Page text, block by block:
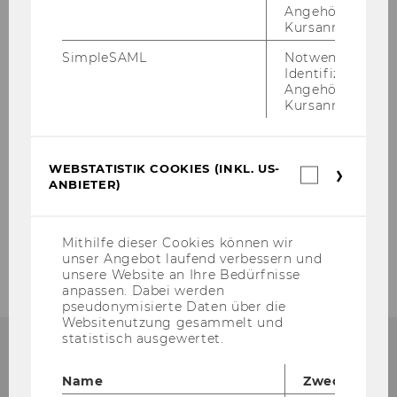
Übersicht
Auswahl von Datenbanken
A-Z Liste der Datenbanken
Angehörige/r für
Kursanmeldung.
SimpleSAML
Notwendig zur
Identifizierung
Angehörige/r für
Kursanmeldung.
WEBSTATISTIK COOKIES (INKL. US-
ANBIETER)
Mithilfe dieser Cookies können wir
unser Angebot laufend verbessern und
unsere Website an Ihre Bedürfnisse
anpassen. Dabei werden
pseudonymisierte Daten über die
Websitenutzung gesammelt und
statistisch ausgewertet.
Name
Zweck